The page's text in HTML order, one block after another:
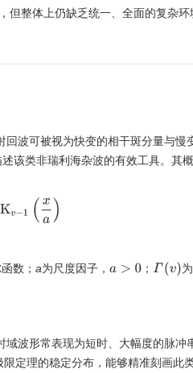
整体上仍缺乏统一、全面的复杂环
波可被视为快变的相干斑分量与慢
该类非瑞利海杂波的有效工具。其
数； a为尺度因子， a>0 ； Γ(v)
波形常表现为短时、大幅度的脉冲
定理的稳定分布，能够精准刻画此